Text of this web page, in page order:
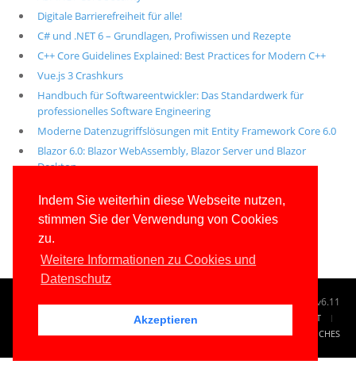
Indem Sie weiterhin diese Webseite nutzen,
stimmen Sie der Verwendung von Cookies
zu.
Weitere Informationen zu Cookies und
Datenschutz
Akzeptieren
Digitale Barrierefreiheit für alle!
C# und .NET 6 – Grundlagen, Profiwissen und Rezepte
C++ Core Guidelines Explained: Best Practices for Modern C++
Vue.js 3 Crashkurs
Handbuch für Softwareentwickler: Das Standardwerk für
professionelles Software Engineering
Moderne Datenzugriffslösungen mit Entity Framework Core 6.0
Blazor 6.0: Blazor WebAssembly, Blazor Server und Blazor
Desktop
Alle unsere aktuellen Fachbücher
E-Book-Abo für ab 99 Euro im Jahr
© 1996-2026www.IT-Visions.de-Dr. Holger Schwichtenberg v6.11
TAG CLOUD
KONTAKT
IMPRESSUM
RECHTLICHES